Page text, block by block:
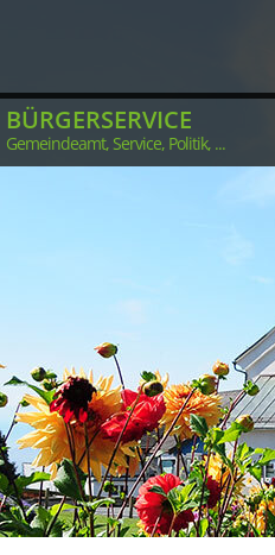
BÜRGERSERVICE
Gemeindeamt, Service, Politik, ...